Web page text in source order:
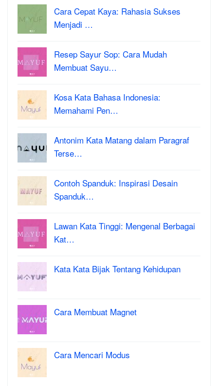
Cara Cepat Kaya: Rahasia Sukses
Menjadi …
Resep Sayur Sop: Cara Mudah
Membuat Sayu…
Kosa Kata Bahasa Indonesia:
Memahami Pen…
Antonim Kata Matang dalam Paragraf
Terse…
Contoh Spanduk: Inspirasi Desain
Spanduk…
Lawan Kata Tinggi: Mengenal Berbagai
Kat…
Kata Kata Bijak Tentang Kehidupan
Cara Membuat Magnet
Cara Mencari Modus